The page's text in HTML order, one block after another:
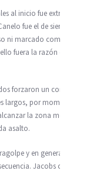
al inicio fue extraño.
fue el de siempre,
ni marcado como, por
fuera la razón de
forzaron un combate
largos, por momento
la zona media
asalto.
y en general fue
Jacobs con su